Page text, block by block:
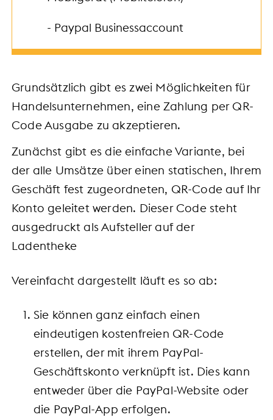
- Paypal Businessaccount
Grundsätzlich gibt es zwei Möglichkeiten für
Handelsunternehmen, eine Zahlung per QR-
Code Ausgabe zu akzeptieren.
Zunächst gibt es die einfache Variante, bei
der alle Umsätze über einen statischen, Ihrem
Geschäft fest zugeordneten, QR-Code auf Ihr
Konto geleitet werden. Dieser Code steht
ausgedruckt als Aufsteller auf der
Ladentheke
Vereinfacht dargestellt läuft es so ab:
Sie können ganz einfach einen
eindeutigen kostenfreien QR-Code
erstellen, der mit ihrem PayPal-
Geschäftskonto verknüpft ist. Dies kann
entweder über die PayPal-Website oder
die PayPal-App erfolgen.